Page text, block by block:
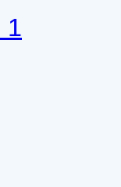
1